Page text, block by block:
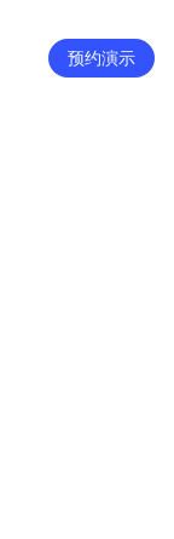
预约演示